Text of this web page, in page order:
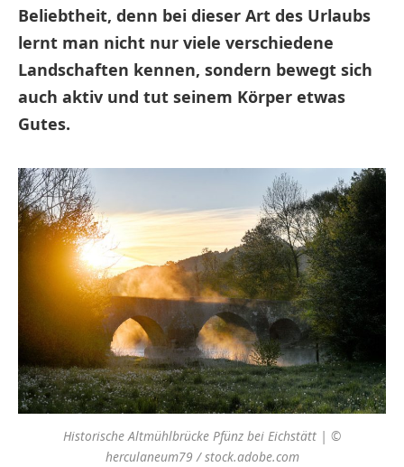
Beliebtheit, denn bei dieser Art des Urlaubs
lernt man nicht nur viele verschiedene
Landschaften kennen, sondern bewegt sich
auch aktiv und tut seinem Körper etwas
Gutes.
Historische Altmühlbrücke Pfünz bei Eichstätt | ©
herculaneum79 / stock.adobe.com